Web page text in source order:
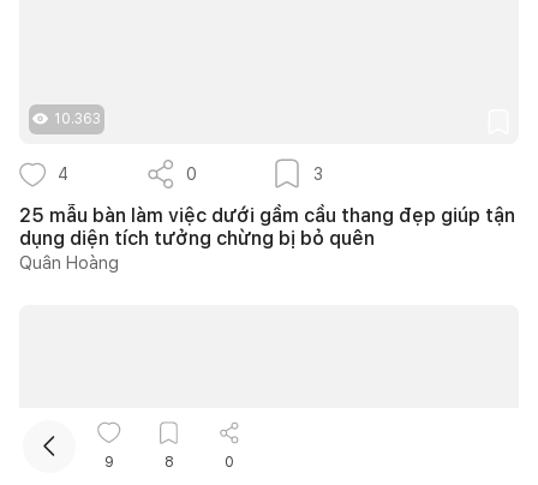
10.363
4 0 3
25 mẫu bàn làm việc dưới gầm cầu thang đẹp giúp tận
dụng diện tích tưởng chừng bị bỏ quên
Quân Hoàng
9 8 0
Kết nối thiết kế, thi công